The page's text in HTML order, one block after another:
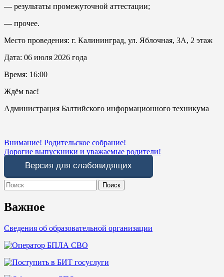
— результаты промежуточной аттестации;
— прочее.
Место проведения: г. Калининград, ул. Яблочная, 3А, 2 этаж
Дата: 06 июля 2026 года
Время: 16:00
Ждём вас!
Администрация Балтийского информационного техникума
Навигация
по
записям
Внимание! Родительское собрание!
Дорогие выпускники и уважаемые родители!
Версия для слабовидящих
Search
for:
Важное
Сведения об образовательной организации